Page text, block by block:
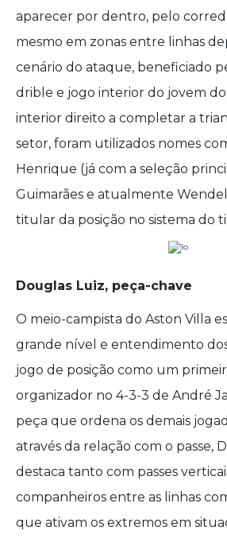
aparecer por dentro, pelo
mesmo em zonas entre linhas
cenário do ataque, beneficiado
drible e jogo interior do jovem do
interior direito a completar a
setor, foram utilizados nomes
Henrique (já com a seleção
Guimarães e atualmente
titular da posição no sistema do
Douglas Luiz, peça-chave
O meio-campista do Aston Villa
grande nível e entendimento
jogo de posição como um
organizador no 4-3-3 de André
peça que ordena os demais
através da relação com o passe,
destaca tanto com passes
companheiros entre as linhas
que ativam os extremos em